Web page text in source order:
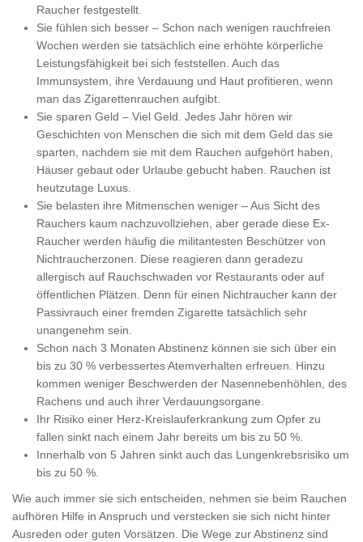
Raucher festgestellt.
Sie fühlen sich besser – Schon nach wenigen rauchfreien
Wochen werden sie tatsächlich eine erhöhte körperliche
Leistungsfähigkeit bei sich feststellen. Auch das
Immunsystem, ihre Verdauung und Haut profitieren, wenn
man das Zigarettenrauchen aufgibt.
Sie sparen Geld – Viel Geld. Jedes Jahr hören wir
Geschichten von Menschen die sich mit dem Geld das sie
sparten, nachdem sie mit dem Rauchen aufgehört haben,
Häuser gebaut oder Urlaube gebucht haben. Rauchen ist
heutzutage Luxus.
Sie belasten ihre Mitmenschen weniger – Aus Sicht des
Rauchers kaum nachzuvollziehen, aber gerade diese Ex-
Raucher werden häufig die militantesten Beschützer von
Nichtraucherzonen. Diese reagieren dann geradezu
allergisch auf Rauchschwaden vor Restaurants oder auf
öffentlichen Plätzen. Denn für einen Nichtraucher kann der
Passivrauch einer fremden Zigarette tatsächlich sehr
unangenehm sein.
Schon nach 3 Monaten Abstinenz können sie sich über ein
bis zu 30 % verbessertes Atemverhalten erfreuen. Hinzu
kommen weniger Beschwerden der Nasennebenhöhlen, des
Rachens und auch ihrer Verdauungsorgane.
Ihr Risiko einer Herz-Kreislauferkrankung zum Opfer zu
fallen sinkt nach einem Jahr bereits um bis zu 50 %.
Innerhalb von 5 Jahren sinkt auch das Lungenkrebsrisiko um
bis zu 50 %.
Wie auch immer sie sich entscheiden, nehmen sie beim Rauchen
aufhören Hilfe in Anspruch und verstecken sie sich nicht hinter
Ausreden oder guten Vorsätzen. Die Wege zur Abstinenz sind